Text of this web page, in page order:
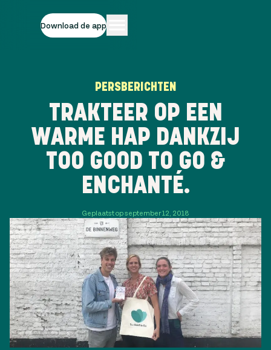
Download de app
PERSBERICHTEN
TRAKTEER OP EEN
WARME HAP DANKZIJ
TOO GOOD TO GO &
ENCHANTÉ.
Geplaatst op september 12, 2018